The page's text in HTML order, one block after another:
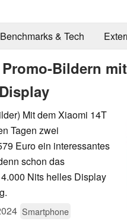
Benchmarks & Tech
Bildern
Mit dem Xiaomi 14T
Tagen zwei
Euro ein interessantes
schon das
Nits helles Display
Smartphone